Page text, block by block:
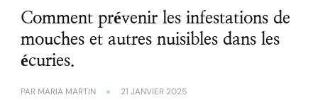
Comment prévenir les infestations de
mouches et autres nuisibles dans les
écuries.
PAR MARIA MARTIN 21 JANVIER 2025